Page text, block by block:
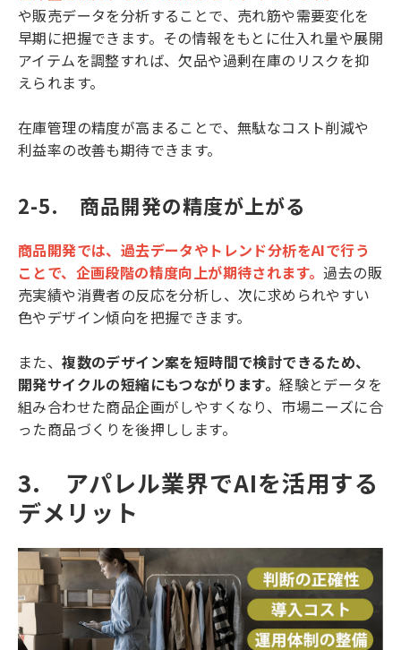
や販売データを分析することで、売れ筋や需要変化を
早期に把握できます。その情報をもとに仕入れ量や展開
アイテムを調整すれば、欠品や過剰在庫のリスクを抑
えられます。
在庫管理の精度が高まることで、無駄なコスト削減や
利益率の改善も期待できます。
2-5.　商品開発の精度が上がる
商品開発では、過去データやトレンド分析をAIで行う
ことで、企画段階の精度向上が期待されます。過去の販
売実績や消費者の反応を分析し、次に求められやすい
色やデザイン傾向を把握できます。
また、複数のデザイン案を短時間で検討できるため、
開発サイクルの短縮にもつながります。経験とデータを
組み合わせた商品企画がしやすくなり、市場ニーズに合
った商品づくりを後押しします。
3.　アパレル業界でAIを活用する
デメリット